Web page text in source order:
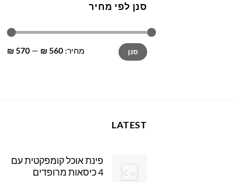
סנן לפי מחיר
מחיר
מינימלי
מחיר
מקסימלי
סנן מחיר: 560 ₪
—
570 ₪
LATEST
פינת אוכל קומפקטית עם
4 כיסאות מרופדים